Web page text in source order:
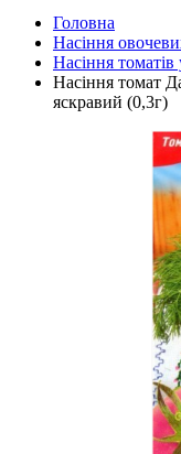
Головна
Насіння
Насіння томатів
Насіння томат
яскравий (0,3г)